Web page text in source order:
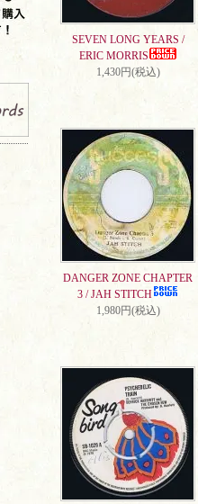
SEVEN LONG YEARS /
ERIC MORRIS
1,430円(税込)
DANGER ZONE CHAPTER
3 / JAH STITCH
1,980円(税込)